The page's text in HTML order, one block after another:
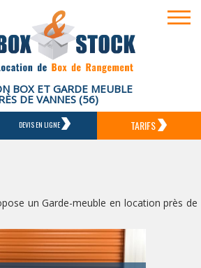
BOX ET GARDE MEUBLE
DE VANNES (56)
DEVIS EN LIGNE TARIFS
un Garde-meuble en location près de